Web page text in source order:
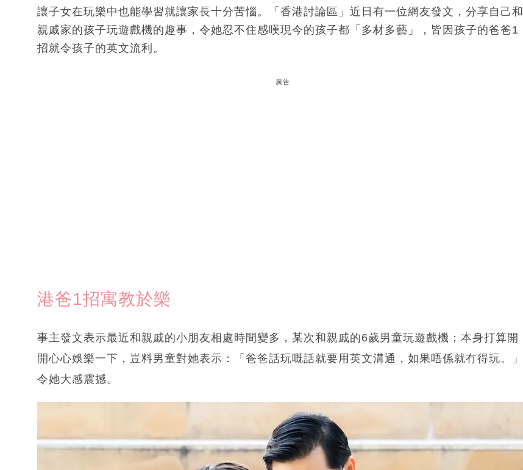
讓子女在玩樂中也能學習就讓家長十分苦惱。「香港討論區」近日有一位網友發文，分享自己和
親戚家的孩子玩遊戲機的趣事，令她忍不住感嘆現今的孩子都「多材多藝」，皆因孩子的爸爸1
招就令孩子的英文流利。
廣告
港爸1招寓教於樂
事主發文表示最近和親戚的小朋友相處時間變多，某次和親戚的6歲男童玩遊戲機；本身打算開
開心心娛樂一下，豈料男童對她表示：「爸爸話玩嘅話就要用英文溝通，如果唔係就冇得玩。」
令她大感震撼。